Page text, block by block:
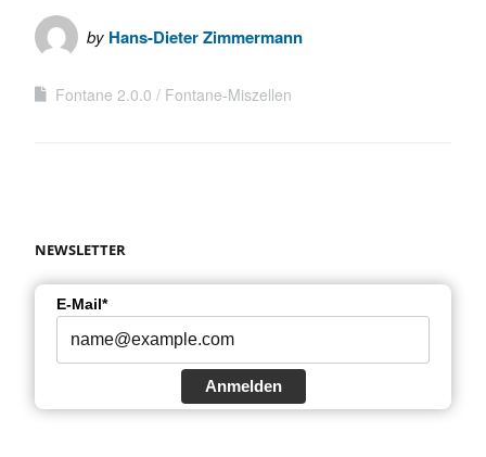
by Hans-Dieter Zimmermann
Fontane 2.0.0 Fontane-Miszellen
NEWSLETTER
E-Mail*
Anmelden